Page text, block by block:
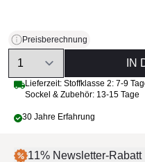
Preisberechnung
Quantity
IN
Lieferzeit: Stoffklasse 2: 7-9
Sockel & Zubehör: 13-15 Tage
30 Jahre Erfahrung
11% Newsletter-Rabatt